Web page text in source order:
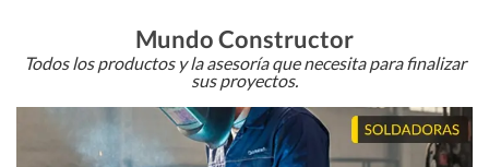
Mundo Constructor
Todos los productos y la asesoría que necesita para finalizar
sus proyectos.